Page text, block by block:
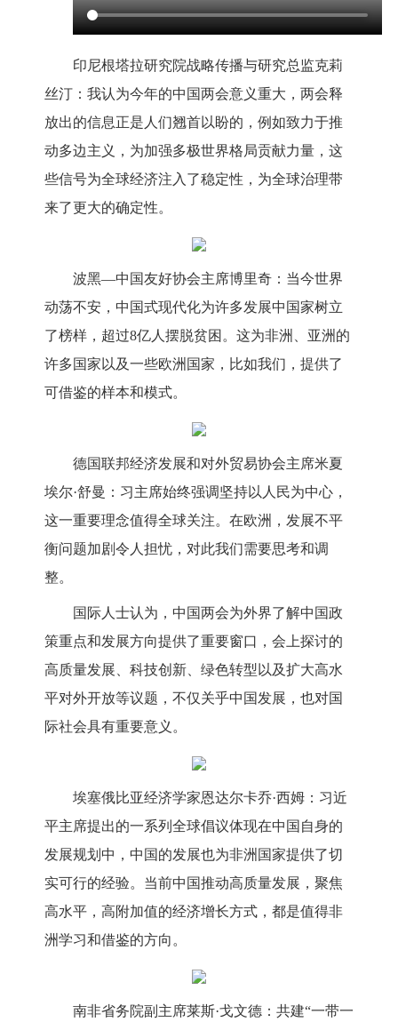
印尼根塔拉研究院战略传播与研究总监克莉
丝汀：我认为今年的中国两会意义重大，两会释
放出的信息正是人们翘首以盼的，例如致力于推
动多边主义，为加强多极世界格局贡献力量，这
些信号为全球经济注入了稳定性，为全球治理带
来了更大的确定性。
波黑—中国友好协会主席博里奇：当今世界
动荡不安，中国式现代化为许多发展中国家树立
了榜样，超过8亿人摆脱贫困。这为非洲、亚洲的
许多国家以及一些欧洲国家，比如我们，提供了
可借鉴的样本和模式。
德国联邦经济发展和对外贸易协会主席米夏
埃尔·舒曼：习主席始终强调坚持以人民为中心，
这一重要理念值得全球关注。在欧洲，发展不平
衡问题加剧令人担忧，对此我们需要思考和调
整。
国际人士认为，中国两会为外界了解中国政
策重点和发展方向提供了重要窗口，会上探讨的
高质量发展、科技创新、绿色转型以及扩大高水
平对外开放等议题，不仅关乎中国发展，也对国
际社会具有重要意义。
埃塞俄比亚经济学家恩达尔卡乔·西姆：习近
平主席提出的一系列全球倡议体现在中国自身的
发展规划中，中国的发展也为非洲国家提供了切
实可行的经验。当前中国推动高质量发展，聚焦
高水平，高附加值的经济增长方式，都是值得非
洲学习和借鉴的方向。
南非省务院副主席莱斯·戈文德：共建“一带一